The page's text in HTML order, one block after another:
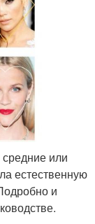
или
естественную
и